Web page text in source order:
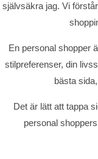
självsäkra jag. Vi
En personal shopper
stilpreferenser, din
bästa
Det är lätt att tappa
personal